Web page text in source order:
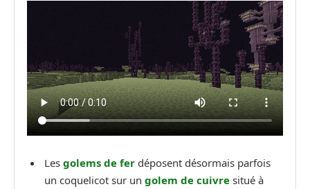
Les golems de fer déposent désormais parfois
un coquelicot sur un golem de cuivre situé à